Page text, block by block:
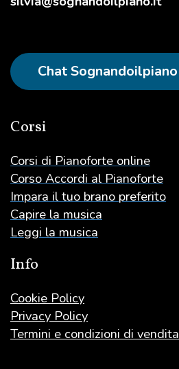
Chat Sognandoilpiano
Corsi
Corsi di Pianoforte online
Corso Accordi al Pianoforte
Impara il tuo brano preferito
Capire la musica
Leggi la musica
Info
Cookie Policy
Privacy Policy
Termini e condizioni di vendita